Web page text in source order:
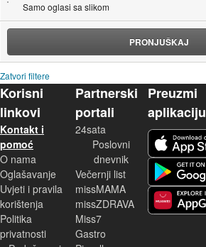
Samo oglasi sa slikom
PRONJUŠKAJ
Zatvori filtere
Korisni
linkovi
Kontakt i
pomoć
O nama
Oglašavanje
Uvjeti i pravila
korištenja
Politika
privatnosti
Partnerski
portali
24sata
Poslovni
dnevnik
Večernji list
missMAMA
missZDRAVA
Miss7
Gastro
Preuzmi
aplikaciju